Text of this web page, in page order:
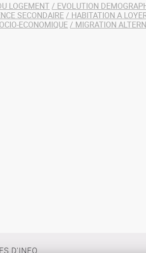
LOGEMENT EVOLUTION
SECONDAIRE
HABITATION A
ECONOMIQUE
MIGRATION
D'INFO